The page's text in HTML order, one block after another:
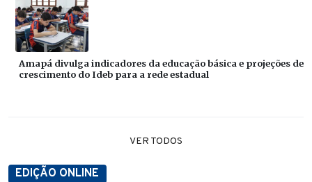
Amapá divulga indicadores da educação básica e projeções de
crescimento do Ideb para a rede estadual
VER TODOS
EDIÇÃO ONLINE